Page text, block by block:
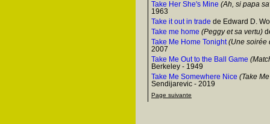
Take Her She's Mine (Ah, si papa
1963
Take it out in trade de Edward D.
Take me home (Peggy et sa vertu)
Take Me Home Tonight(Une soirée
2007
Take Me Out to the Ball Game
Berkeley - 1949
Take Me Somewhere Nice (Take
Sendijarevic - 2019
Page suivante